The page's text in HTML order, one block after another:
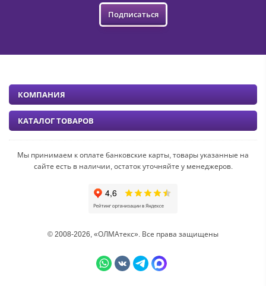
Подписаться
Мы принимаем к оплате банковские карты, товары указанные на
сайте есть в наличии, остаток уточняйте у менеджеров.
© 2008-2026, «ОЛМАтекс». Все права защищены
КОМПАНИЯ
КАТАЛОГ ТОВАРОВ